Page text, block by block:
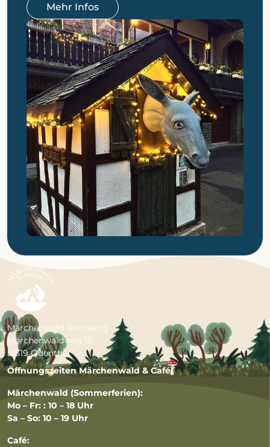
Mehr Infos
Märchenwald Altenberg
Märchenwaldweg 15
51519 Odenthal
Öffnungszeiten Märchenwald & Café:
Märchenwald (Sommerferien):
Mo – Fr: : 10 – 18 Uhr
Sa – So: 10 – 19 Uhr
Café: